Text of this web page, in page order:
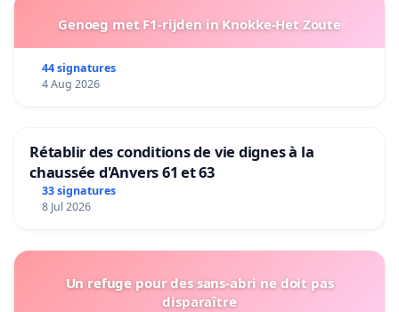
Genoeg met F1-rijden in Knokke-Het Zoute
44 signatures
4 Aug 2026
Rétablir des conditions de vie dignes à la
chaussée d'Anvers 61 et 63
33 signatures
8 Jul 2026
Un refuge pour des sans-abri ne doit pas
disparaître